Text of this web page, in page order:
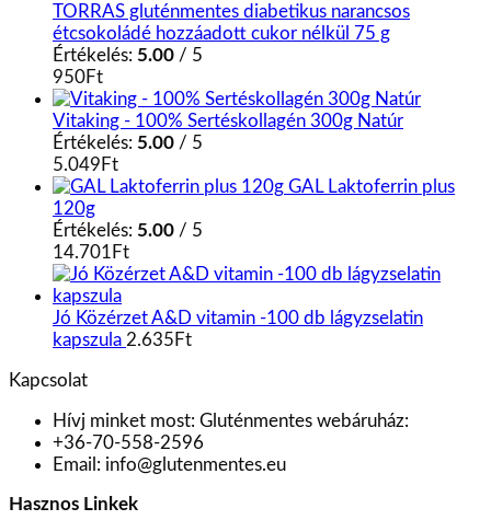
TORRAS gluténmentes diabetikus narancsos
étcsokoládé hozzáadott cukor nélkül 75 g
Értékelés: 5.00 / 5
950Ft
Vitaking - 100% Sertéskollagén 300g Natúr
Értékelés: 5.00 / 5
5.049 Ft
GAL Laktoferrin plus
120g
Értékelés: 5.00 / 5
14.701 Ft
Jó Közérzet A&D vitamin -100 db lágyzselatin
kapszula 2.635 Ft
Kapcsolat
Hívj minket most: Gluténmentes webáruház:
+36-70-558-2596
Email: info@glutenmentes.eu
Hasznos Linkek